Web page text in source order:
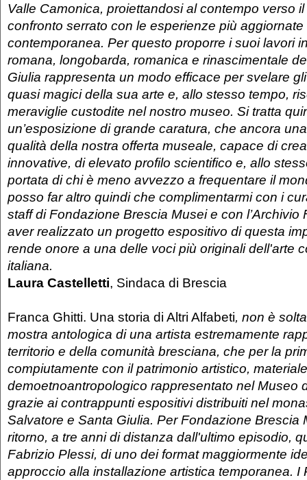
Valle Camonica, proiettandosi al contempo verso
confronto serrato con le esperienze più aggiornate
contemporanea. Per questo proporre i suoi lavori
romana, longobarda, romanica e rinascimentale
Giulia rappresenta un modo efficace per svelare
quasi magici della sua arte e, allo stesso tempo,
meraviglie custodite nel nostro museo. Si tratta
un’esposizione di grande caratura, che ancora
qualità della nostra offerta museale, capace di
innovative, di elevato profilo scientifico e, allo
portata di chi è meno avvezzo a frequentare il
posso far altro quindi che complimentarmi con i
staff di Fondazione Brescia Musei e con l’Archivio
aver realizzato un progetto espositivo di questa
rende onore a una delle voci più originali dell'arte
italiana.
Laura Castelletti, Sindaca di Brescia
Franca Ghitti. Una storia di Altri Alfabeti, non è
mostra antologica di una artista estremamente
territorio e della comunità bresciana, che per la
compiutamente con il patrimonio artistico,
demoetnoantropologico rappresentato nel Museo
grazie ai contrappunti espositivi distribuiti nel
Salvatore e Santa Giulia. Per Fondazione Brescia
ritorno, a tre anni di distanza dall'ultimo episodio,
Fabrizio Plessi, di uno dei format maggiormente
approccio alla installazione artistica temporanea. I